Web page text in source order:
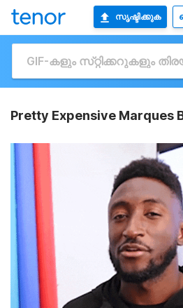
സൃഷ്ടിക്കുക
Pretty Expensive Marques